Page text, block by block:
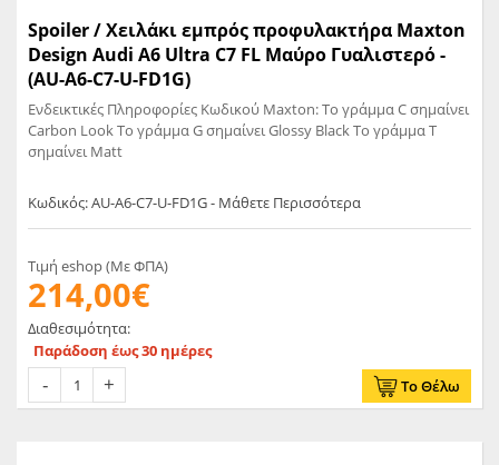
Spoiler / Χειλάκι εμπρός προφυλακτήρα Maxton
Design Audi A6 Ultra C7 FL Μαύρο Γυαλιστερό -
(AU-A6-C7-U-FD1G)
Ενδεικτικές Πληροφορίες Κωδικού Maxton: Το γράμμα C σημαίνει
Carbon Look Το γράμμα G σημαίνει Glossy Black Το γράμμα T
σημαίνει Matt
Κωδικός: AU-A6-C7-U-FD1G - Μάθετε Περισσότερα
Τιμή eshop (Με ΦΠΑ)
214,00€
Διαθεσιμότητα:
Παράδοση έως 30 ημέρες
Το Θέλω